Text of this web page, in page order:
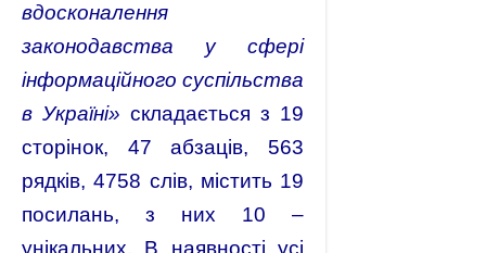
вдосконалення
законодавства у сфері
інформаційного суспільства
в Україні» складається з 19
сторінок, 47 абзаців, 563
рядків, 4758 слів, містить 19
посилань, з них 10 –